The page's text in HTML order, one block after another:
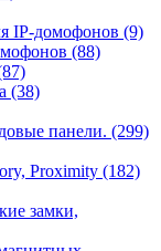
IP-домофонов (9)
(88)
(38)
панели. (299)
Proximity (182)
замки,